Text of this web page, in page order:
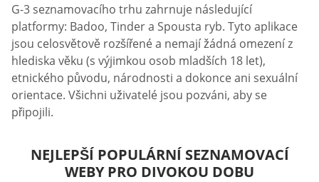
G-3 seznamovacího trhu zahrnuje následující
platformy: Badoo, Tinder a Spousta ryb. Tyto aplikace
jsou celosvětově rozšířené a nemají žádná omezení z
hlediska věku (s výjimkou osob mladších 18 let),
etnického původu, národnosti a dokonce ani sexuální
orientace. Všichni uživatelé jsou pozváni, aby se
připojili.
NEJLEPŠÍ POPULÁRNÍ SEZNAMOVACÍ
WEBY PRO DIVOKOU DOBU